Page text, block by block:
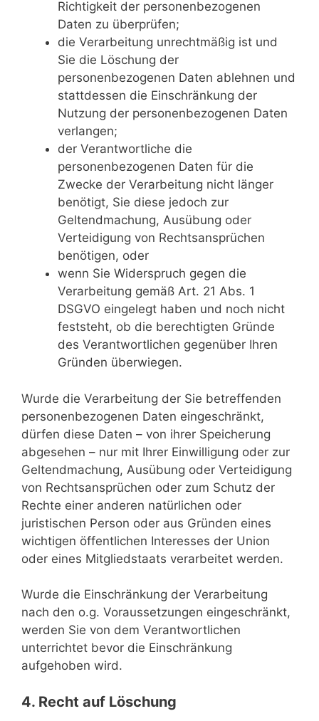
Richtigkeit der personenbezogenen
Daten zu überprüfen;
die Verarbeitung unrechtmäßig ist und
Sie die Löschung der
personenbezogenen Daten ablehnen und
stattdessen die Einschränkung der
Nutzung der personenbezogenen Daten
verlangen;
der Verantwortliche die
personenbezogenen Daten für die
Zwecke der Verarbeitung nicht länger
benötigt, Sie diese jedoch zur
Geltendmachung, Ausübung oder
Verteidigung von Rechtsansprüchen
benötigen, oder
wenn Sie Widerspruch gegen die
Verarbeitung gemäß Art. 21 Abs. 1
DSGVO eingelegt haben und noch nicht
feststeht, ob die berechtigten Gründe
des Verantwortlichen gegenüber Ihren
Gründen überwiegen.
Wurde die Verarbeitung der Sie betreffenden
personenbezogenen Daten eingeschränkt,
dürfen diese Daten – von ihrer Speicherung
abgesehen – nur mit Ihrer Einwilligung oder zur
Geltendmachung, Ausübung oder Verteidigung
von Rechtsansprüchen oder zum Schutz der
Rechte einer anderen natürlichen oder
juristischen Person oder aus Gründen eines
wichtigen öffentlichen Interesses der Union
oder eines Mitgliedstaats verarbeitet werden.
Wurde die Einschränkung der Verarbeitung
nach den o.g. Voraussetzungen eingeschränkt,
werden Sie von dem Verantwortlichen
unterrichtet bevor die Einschränkung
aufgehoben wird.
4. Recht auf Löschung